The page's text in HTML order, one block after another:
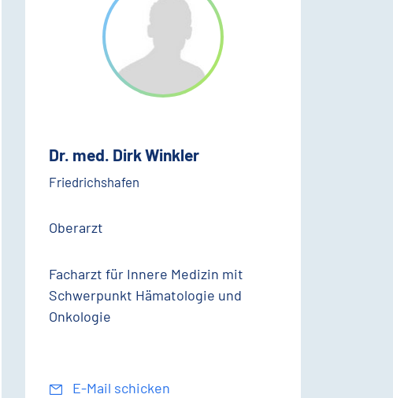
Dr. med. Dirk Winkler
Friedrichshafen
Oberarzt
Facharzt für Innere Medizin mit
Schwerpunkt Hämatologie und
Onkologie
E-Mail schicken